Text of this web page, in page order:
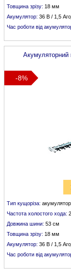
Товщина зрізу: 18 мм
Акумулятор: 36 В / 1,5
Час роботи від
Акумуляторний
-8%
Тип кущоріза:
Частота холостого хода:
Довжина шини: 53 см
Товщина зрізу: 18 мм
Акумулятор: 36 В / 1,5
Час роботи від